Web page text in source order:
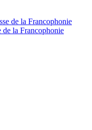
de la Francophonie